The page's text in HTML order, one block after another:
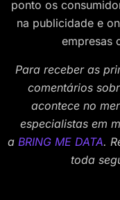
ponto os
na publicidade e
empresas
Para receber as
comentários
acontece no
especialistas em
a BRING ME DATA.
toda